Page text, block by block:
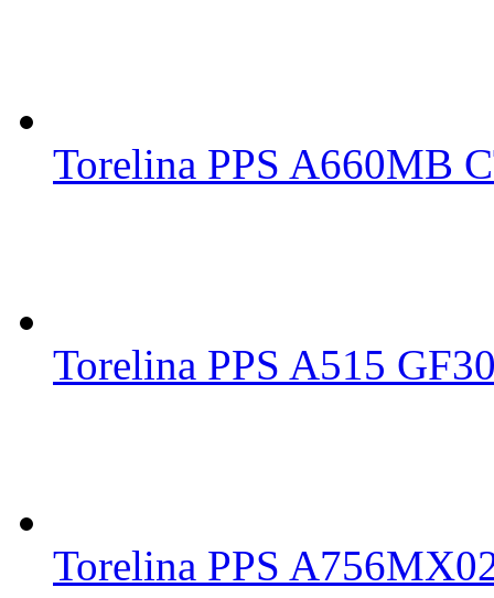
Torelina PPS A660MB
Torelina PPS A515
Torelina PPS